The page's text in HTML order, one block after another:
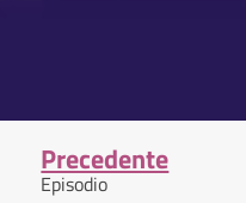
Precedente
Episodio